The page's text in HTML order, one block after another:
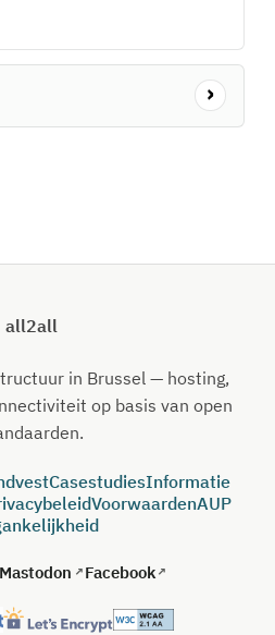
all2all
in Brussel — hosting,
op basis van open
CasestudiesInformatie
VoorwaardenAUP
Mastodon Facebook